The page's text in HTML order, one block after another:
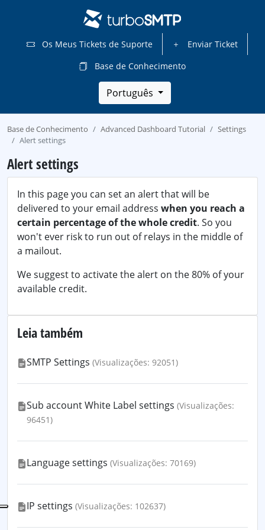
Os Meus Tickets de Suporte
Enviar Ticket
Base de Conhecimento
Português
Base de Conhecimento Advanced Dashboard Tutorial
Settings
Alert settings
Alert settings
In this page you can set an alert that will be
delivered to your email address when you reach a
certain percentage of the whole credit. So you
won't ever risk to run out of relays in the middle of
a mailout.
We suggest to activate the alert on the 80% of your
available credit.
Leia também
SMTP Settings (Visualizações: 92051)
Sub account White Label settings (Visualizações:
96451)
Language settings (Visualizações: 70169)
IP settings (Visualizações: 102637)